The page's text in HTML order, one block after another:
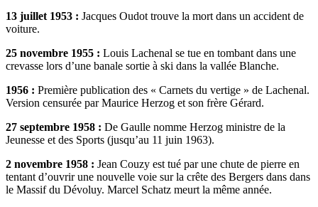
13 juillet 1953 : Jacques Oudot trouve la mort dans un accident de
voiture.
25 novembre 1955 : Louis Lachenal se tue en tombant dans une
crevasse lors d’une banale sortie à ski dans la vallée Blanche.
1956 : Première publication des « Carnets du vertige » de Lachenal.
Version censurée par Maurice Herzog et son frère Gérard.
27 septembre 1958 : De Gaulle nomme Herzog ministre de la
Jeunesse et des Sports (jusqu’au 11 juin 1963).
2 novembre 1958 : Jean Couzy est tué par une chute de pierre en
tentant d’ouvrir une nouvelle voie sur la crête des Bergers dans dans
le Massif du Dévoluy. Marcel Schatz meurt la même année.